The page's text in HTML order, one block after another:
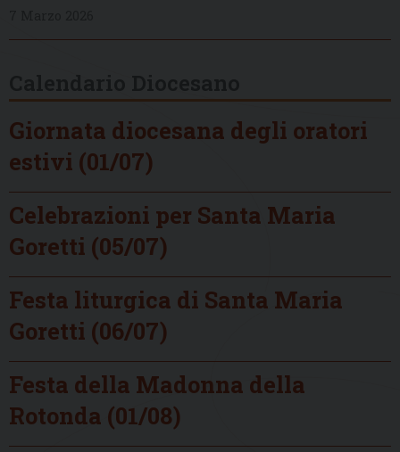
Giornata diocesana degli oratori
estivi (01/07)
Celebrazioni per Santa Maria
Goretti (05/07)
Festa liturgica di Santa Maria
Goretti (06/07)
Festa della Madonna della
Rotonda (01/08)